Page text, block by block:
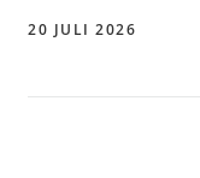
20 JULI 2026